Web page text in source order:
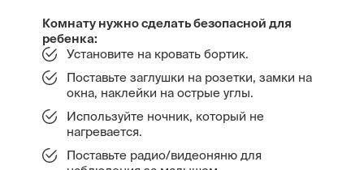
Комнату нужно сделать безопасной для
ребенка:
Установите на кровать бортик.
Поставьте заглушки на розетки, замки на
окна, наклейки на острые углы.
Используйте ночник, который не
нагревается.
Поставьте радио/видеоняню для